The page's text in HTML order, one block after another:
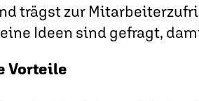
trägst zur
Ideen sind gefragt,
Vorteile